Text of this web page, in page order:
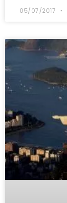
05/07/2017